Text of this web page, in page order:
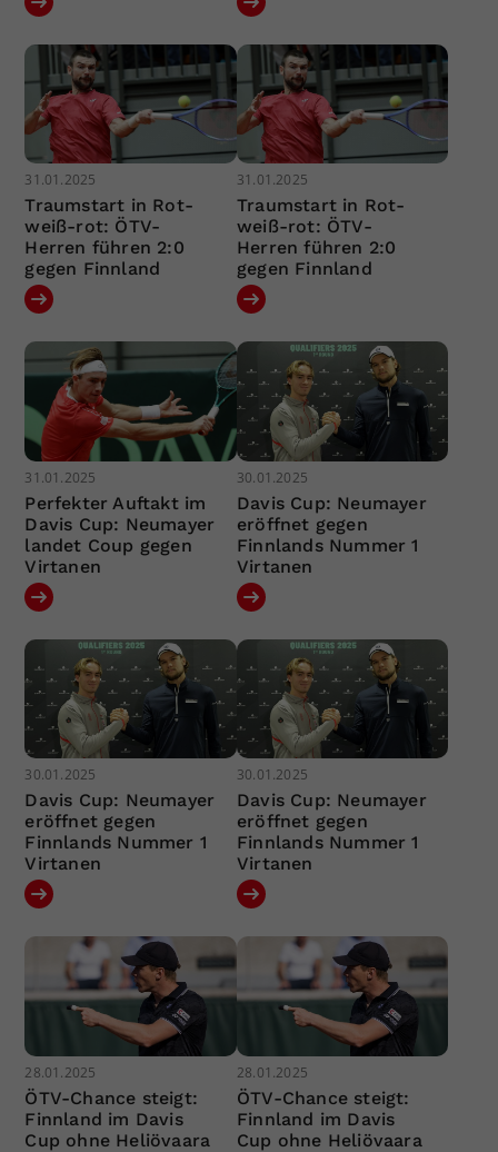
31.01.2025
Traumstart in Rot-
weiß-rot: ÖTV-
Herren führen 2:0
gegen Finnland
31.01.2025
Traumstart in Rot-
weiß-rot: ÖTV-
Herren führen 2:0
gegen Finnland
31.01.2025
Perfekter Auftakt im
Davis Cup: Neumayer
landet Coup gegen
Virtanen
30.01.2025
Davis Cup: Neumayer
eröffnet gegen
Finnlands Nummer 1
Virtanen
30.01.2025
Davis Cup: Neumayer
eröffnet gegen
Finnlands Nummer 1
Virtanen
30.01.2025
Davis Cup: Neumayer
eröffnet gegen
Finnlands Nummer 1
Virtanen
28.01.2025
ÖTV-Chance steigt:
Finnland im Davis
Cup ohne Heliövaara
28.01.2025
ÖTV-Chance steigt:
Finnland im Davis
Cup ohne Heliövaara